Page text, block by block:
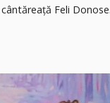
Feli